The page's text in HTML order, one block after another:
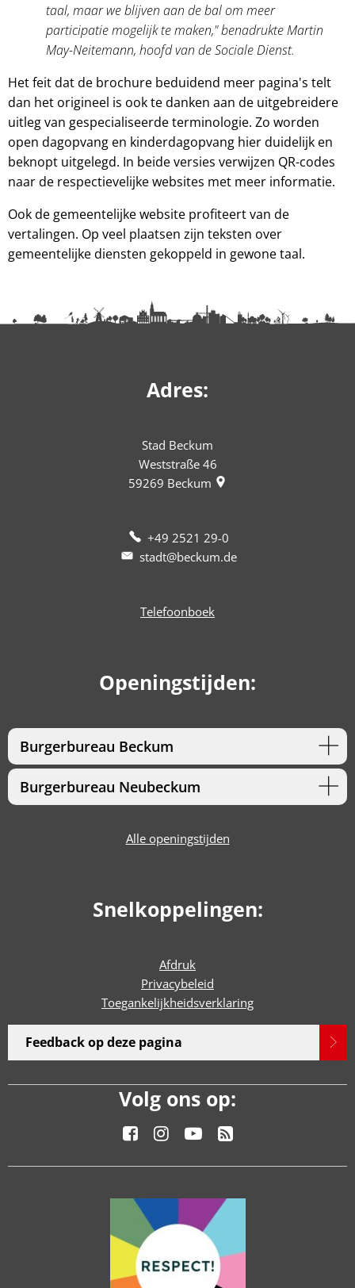
taal, maar we blijven aan de bal om meer
participatie mogelijk te maken," benadrukte Martin
May-Neitemann, hoofd van de Sociale Dienst.
Het feit dat de brochure beduidend meer pagina's telt
dan het origineel is ook te danken aan de uitgebreidere
uitleg van gespecialiseerde terminologie. Zo worden
open dagopvang en kinderdagopvang hier duidelijk en
beknopt uitgelegd. In beide versies verwijzen QR-codes
naar de respectievelijke websites met meer informatie.
Ook de gemeentelijke website profiteert van de
vertalingen. Op veel plaatsen zijn teksten over
gemeentelijke diensten gekoppeld in gewone taal.
Adres:
Stad Beckum
Weststraße 46
59269 Beckum
+49 2521 29-0
stadt@beckum.de
Telefoonboek
Openingstijden:
Burgerbureau Beckum
Burgerbureau Neubeckum
Alle openingstijden
Snelkoppelingen:
Afdruk
Privacybeleid
Toegankelijkheidsverklaring
Feedback op deze pagina
Volg ons op: